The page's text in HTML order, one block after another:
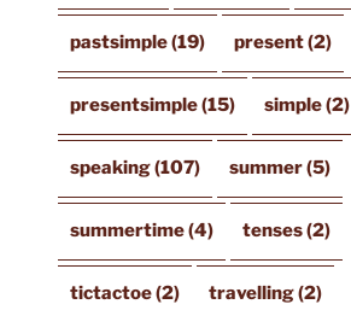
pastsimple(19) present(2)
presentsimple(15) simple(2)
speaking(107) summer(5)
summertime(4) tenses(2)
tictactoe(2) travelling(2)